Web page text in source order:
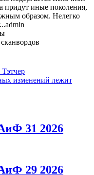
придут иные поколения,
образом. Нелегко
admin
изменений лежит
31 2026
29 2026